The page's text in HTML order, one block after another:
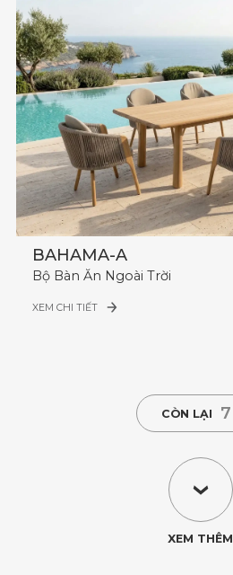
BAHAMA-A
Bộ Bàn Ăn Ngoài Trời
XEM CHI TIẾT
CÒN LẠI 7
XEM THÊM